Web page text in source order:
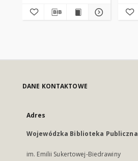
DANE KONTAKTOWE
Adres
Wojewódzka Biblioteka Publiczna
im. Emilii Sukertowej-Biedrawiny